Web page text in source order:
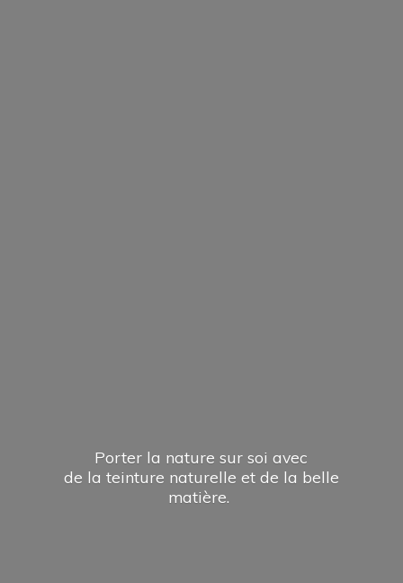
Porter la nature sur soi avec
de la teinture naturelle et de la belle
matière.